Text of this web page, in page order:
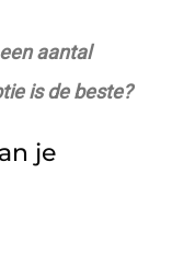
aantal
is de beste?
je